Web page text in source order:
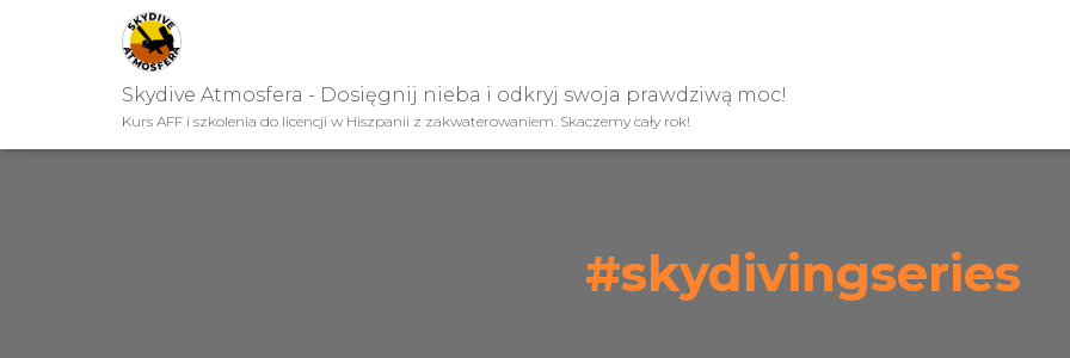
Skydive Atmosfera - Dosięgnij nieba i odkryj swoja prawdziwą moc!
Kurs AFF i szkolenia do licencji w Hiszpanii z zakwaterowaniem. Skaczemy cały rok!
#skydivingseries